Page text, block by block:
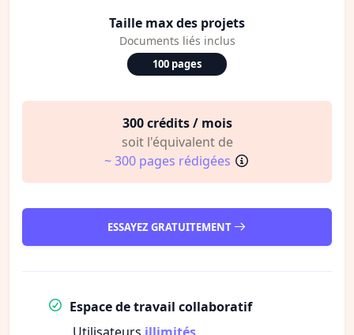
Taille max des projets
Documents liés inclus
100 pages
300 crédits / mois
soit l'équivalent de
~ 300 pages rédigées
ESSAYEZ GRATUITEMENT
Espace de travail collaboratif